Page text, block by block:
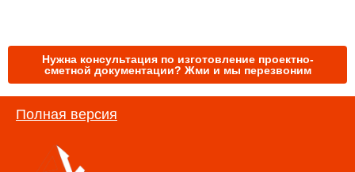
Нужна консультация по изготовление проектно-
сметной документации? Жми и мы перезвоним
Полная версия